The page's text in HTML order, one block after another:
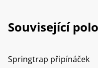
Související
Springtrap připínáček